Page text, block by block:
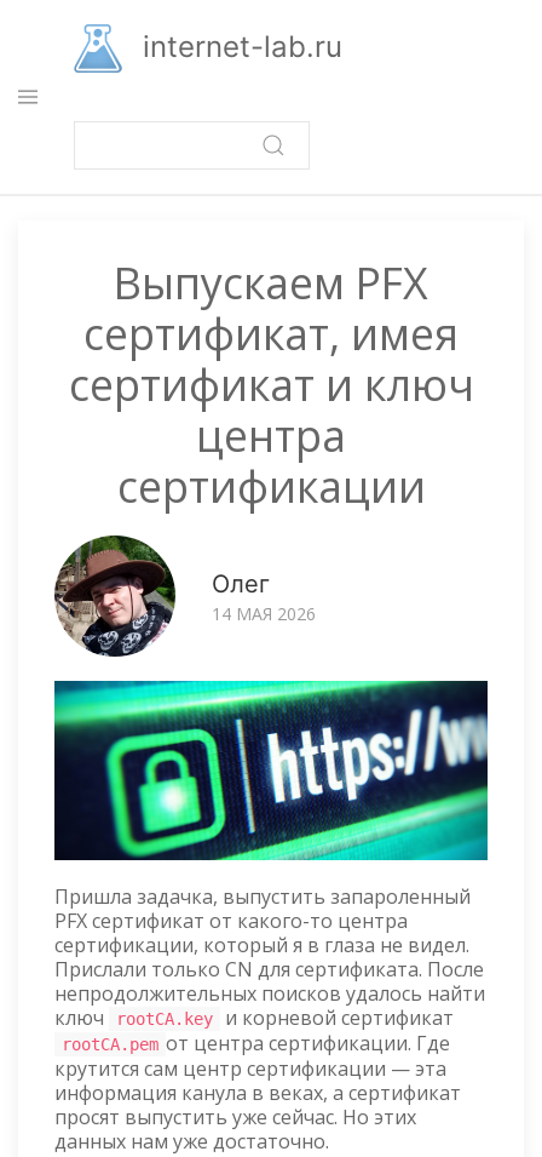
основному
содержанию
internet-lab.ru
Выпускаем PFX
сертификат, имея
сертификат и ключ
центра
сертификации
Олег
14 МАЯ 2026
Пришла задачка, выпустить запароленный
PFX сертификат от какого-то центра
сертификации, который я в глаза не видел.
Прислали только CN для сертификата. После
непродолжительных поисков удалось найти
ключ
rootCA.key и корневой сертификат
rootCA.pem от центра сертификации. Где
крутится сам центр сертификации — эта
информация канула в веках, а сертификат
просят выпустить уже сейчас. Но этих
данных нам уже достаточно.